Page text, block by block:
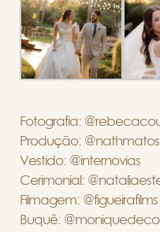
Fotografia:
Produção:
Vestido: @internovias
Cerimonial:
Filmagem: @figueirafilms
Buquê: